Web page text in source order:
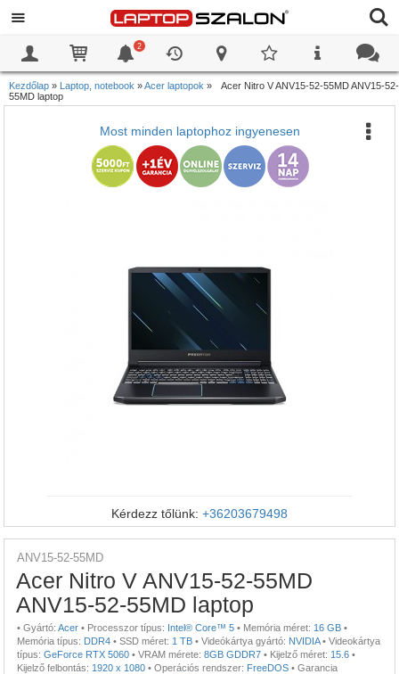
2
Kezdőlap » Laptop, notebook »Acer laptopok »
Acer Nitro V ANV15-52-55MD ANV15-52-
55MD laptop
Most minden laptophoz ingyenesen
Kérdezz tőlünk: +36203679498
ANV15-52-55MD
Acer Nitro V ANV15-52-55MD
ANV15-52-55MD laptop
• Gyártó: Acer • Processzor típus: Intel® Core™ 5 • Memória méret: 16 GB •
Memória típus: DDR4 • SSD méret: 1 TB • Videókártya gyártó: NVIDIA • Videokártya
típus: GeForce RTX 5060 • VRAM mérete: 8GB GDDR7 • Kijelző méret: 15.6 •
Kijelző felbontás: 1920 x 1080 • Operációs rendszer: FreeDOS • Garancia
0
0